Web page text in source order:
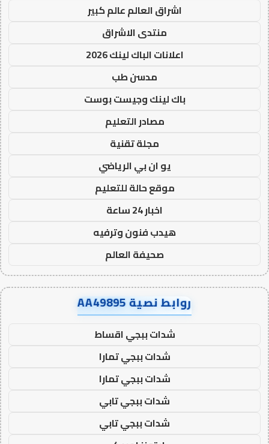
اشراق العالم عالم كبير
منتدى الاشراق
اعلانات الباك لينك 2026
مدسن طب
باك لينك وجيست بوست
مصادر التعليم
مجلة تقنية
يو ان بي الرياضي
موقع حالة للتعليم
اخبار 24 ساعة
هيدب فنون وترفيه
صحيفة العالم
روابط نصية AA49895
شدات ببجي اقساط
شدات ببجي تمارا
شدات ببجي تمارا
شدات ببجي تابي
شدات ببجي تابي